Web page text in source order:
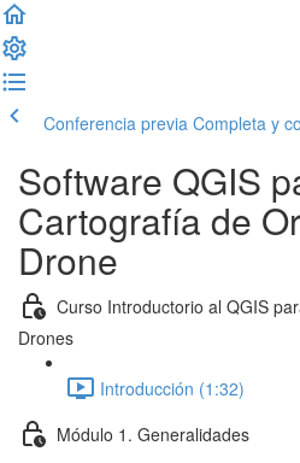
Conferencia previa Completa y
Software QGIS
Cartografía de
Drone
Curso Introductorio al QGIS
Drones
Introducción (1:32)
Módulo 1. Generalidades